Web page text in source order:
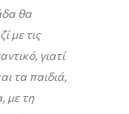
θα
με τις
γιατί
τα παιδιά,
με τη